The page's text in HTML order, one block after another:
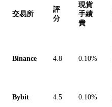
交易所
評
分
現貨
手續
費
Binance 4.8 0.10%
Bybit 4.5 0.10%